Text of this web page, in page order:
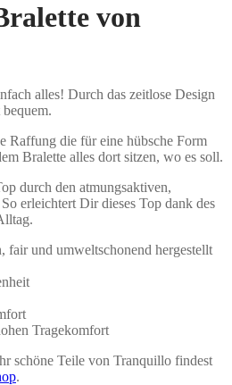
von
alles! Durch das zeitlose Design
Raffung die für eine hübsche Form
Bralette alles dort sitzen, wo es soll.
durch den atmungsaktiven,
erleichtert Dir dieses Top dank des
und umweltschonend hergestellt
Tragekomfort
schöne Teile von Tranquillo findest
.